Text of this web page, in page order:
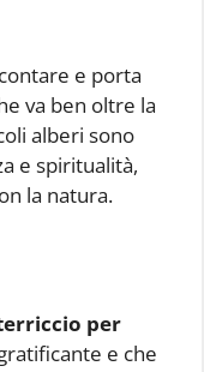
e porta
va ben oltre la
alberi sono
e spiritualità,
la natura.
per
e che